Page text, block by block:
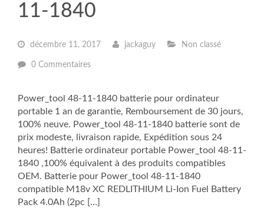
11-1840
décembre 11, 2017 jackaguy Non classé
0 Commentaires
Power_tool 48-11-1840 batterie pour ordinateur
portable 1 an de garantie, Remboursement de 30 jours,
100% neuve. Power_tool 48-11-1840 batterie sont de
prix modeste, livraison rapide, Expédition sous 24
heures! Batterie ordinateur portable Power_tool 48-11-
1840 ,100% équivalent à des produits compatibles
OEM. Batterie pour Power_tool 48-11-1840
compatible M18v XC REDLITHIUM Li-Ion Fuel Battery
Pack 4.0Ah (2pc […]